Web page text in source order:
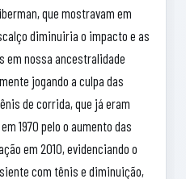
que mostravam em
diminuiria o impacto e as
em nossa ancestralidade
jogando a culpa das
de corrida, que já eram
1970 pelo o aumento das
em 2010, evidenciando o
com tênis e diminuição,